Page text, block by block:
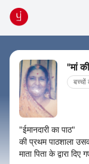
बच्चों
"ईमानदारी
की प्रथम पाठशाला
माता पिता के द्वारा